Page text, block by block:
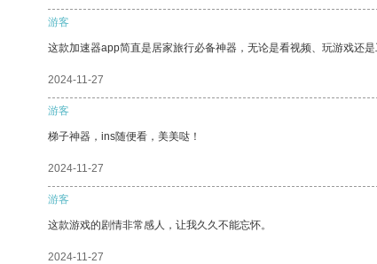
游客
这款加速器app简直是居家旅行必备神器，无论是看视频、玩游戏还
2024-11-27
游客
梯子神器，ins随便看，美美哒！
2024-11-27
游客
这款游戏的剧情非常感人，让我久久不能忘怀。
2024-11-27